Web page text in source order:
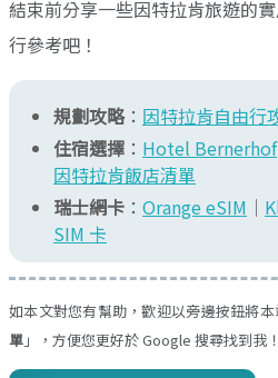
結束前分享一些因特拉肯旅遊的
行參考吧！
規劃攻略： 因特拉肯自由行
住宿選擇 ： Hotel Bernerhof
因特拉肯飯店清單
瑞士網卡 ： Orange eSIM ｜
SIM 卡
如本文對您有幫助，歡迎以旁邊按鈕將
單 」，方便您更好於 Google 搜尋找到我！